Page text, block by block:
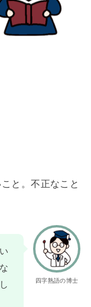
と。不正なこと
四字熟語の博士